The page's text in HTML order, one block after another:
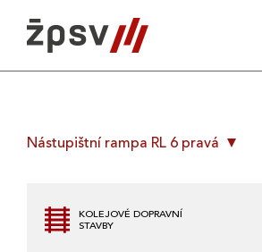
content
Nástupištní rampa RL 6 pravá
KOLEJOVÉ DOPRAVNÍ
STAVBY